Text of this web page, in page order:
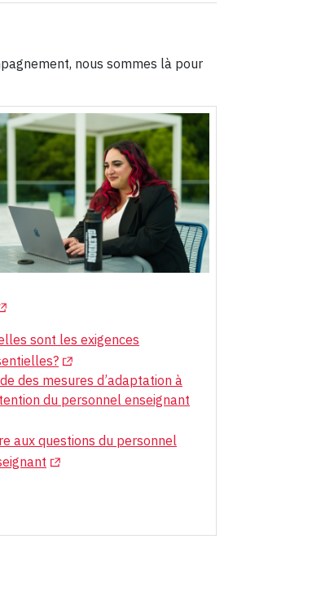
nous sommes là pour
in a new tab)
sont les exigences
(Opens in a new tab)
des mesures d’adaptation à
du personnel enseignant
aux questions du personnel
(Opens in a new tab)